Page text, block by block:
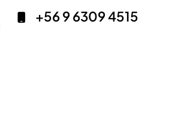
+56 9 6309 4515